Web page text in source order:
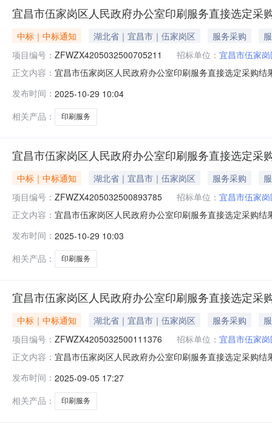
宜昌市伍家岗区人民政府办公室印刷服务直接选定采
中标｜中标通知 湖北省｜宜昌市｜伍家岗区 服务采购
项目编号： ZFWZX4205032500705211 招标单位： 宜昌市伍家
正文内容： 宜昌市伍家岗区人民政府办公室印刷服务直接选定采购
市伍家岗区维一图文快印店成交供应商地址：伍家岗区
发布时间： 2025-10-29 10:04
相关产品：
印刷服务
宜昌市伍家岗区人民政府办公室印刷服务直接选定采
中标｜中标通知 湖北省｜宜昌市｜伍家岗区 服务采购
项目编号： ZFWZX4205032500893785 招标单位： 宜昌市伍家
正文内容： 宜昌市伍家岗区人民政府办公室印刷服务直接选定采购
市伍家岗区维一图文快印店成交供应商地址：伍家岗区
发布时间： 2025-10-29 10:03
相关产品：
印刷服务
宜昌市伍家岗区人民政府办公室印刷服务直接选定采
中标｜中标通知 湖北省｜宜昌市｜伍家岗区 服务采购
项目编号： ZFWZX4205032500111376 招标单位： 宜昌市伍家
正文内容： 宜昌市伍家岗区人民政府办公室印刷服务直接选定采购
伍家岗区维一图文快印店成交供应商地址：伍家岗区八
明：保质保量完成
发布时间： 2025-09-05 17:27
相关产品：
印刷服务